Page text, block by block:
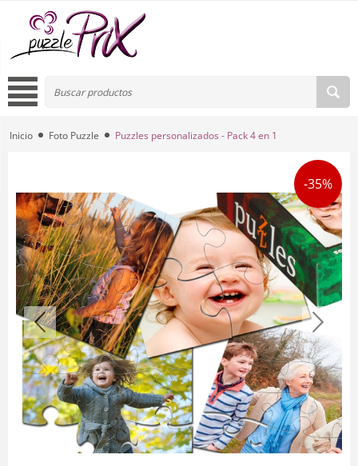
Inicio Foto Puzzle Puzzles personalizados - Pack 4 en 1
-35%